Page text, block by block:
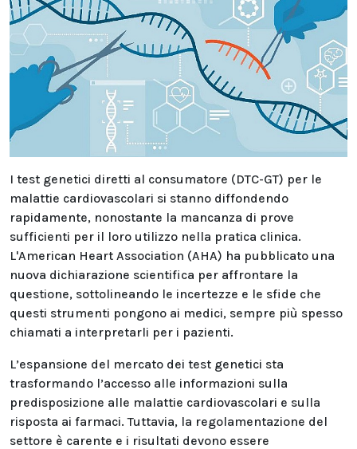
I test genetici diretti al consumatore (DTC-GT) per le
malattie cardiovascolari si stanno diffondendo
rapidamente, nonostante la mancanza di prove
sufficienti per il loro utilizzo nella pratica clinica.
L'American Heart Association (AHA) ha pubblicato una
nuova dichiarazione scientifica per affrontare la
questione, sottolineando le incertezze e le sfide che
questi strumenti pongono ai medici, sempre più spesso
chiamati a interpretarli per i pazienti.
L’espansione del mercato dei test genetici sta
trasformando l’accesso alle informazioni sulla
predisposizione alle malattie cardiovascolari e sulla
risposta ai farmaci. Tuttavia, la regolamentazione del
settore è carente e i risultati devono essere